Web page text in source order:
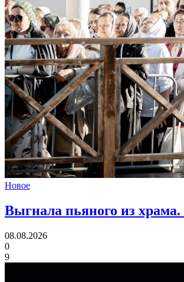
Новое
Выгнала пьяного из храма.
08.08.2026
0
9